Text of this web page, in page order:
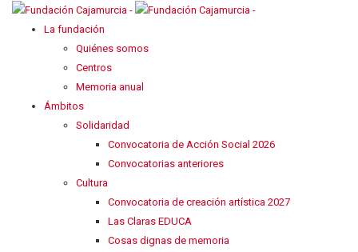
La fundación
Quiénes somos
Centros
Memoria anual
Ámbitos
Solidaridad
Convocatoria de Acción Social 2026
Convocatorias anteriores
Cultura
Convocatoria de creación artística 2027
Las Claras EDUCA
Cosas dignas de memoria